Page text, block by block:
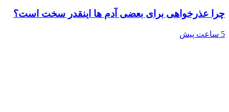
چرا عذرخواهی برای بعضی آدم ها اینقدر سخت است؟
5 ساعت پیش